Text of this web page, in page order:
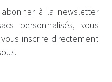
à la newsletter
personnalisés, vous
inscrire directement